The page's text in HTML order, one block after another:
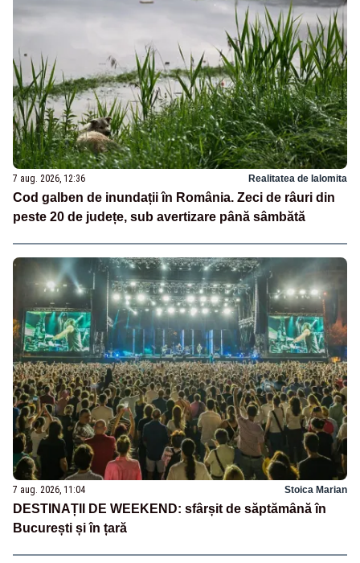
7 aug. 2026, 12:36 Realitatea de Ialomita
Cod galben de inundații în România. Zeci de râuri din
peste 20 de județe, sub avertizare până sâmbătă
7 aug. 2026, 11:04 Stoica Marian
DESTINAȚII DE WEEKEND: sfârșit de săptămână în
București și în țară